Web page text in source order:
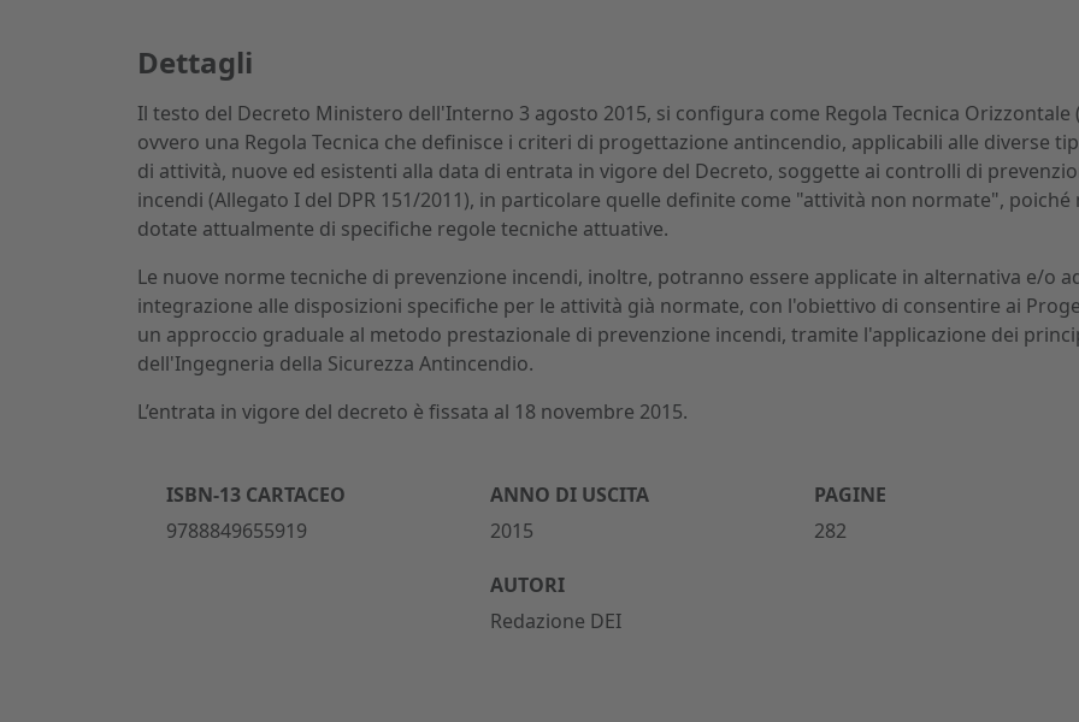
Dettagli
Il testo del Decreto Ministero dell'Interno 3 agosto 2015, si configura come Regola Tecnica Orizzontale
ovvero una Regola Tecnica che definisce i criteri di progettazione antincendio, applicabili alle diverse
di attività, nuove ed esistenti alla data di entrata in vigore del Decreto, soggette ai controlli di
incendi (Allegato I del DPR 151/2011), in particolare quelle definite come "attività non normate", poiché
dotate attualmente di specifiche regole tecniche attuative.
Le nuove norme tecniche di prevenzione incendi, inoltre, potranno essere applicate in alternativa e/o
integrazione alle disposizioni specifiche per le attività già normate, con l'obiettivo di consentire ai
un approccio graduale al metodo prestazionale di prevenzione incendi, tramite l'applicazione dei
dell'Ingegneria della Sicurezza Antincendio.
L’entrata in vigore del decreto è fissata al 18 novembre 2015.
ISBN-13 CARTACEO
9788849655919
ANNO DI USCITA
2015
AUTORI
Redazione DEI
PAGINE
282